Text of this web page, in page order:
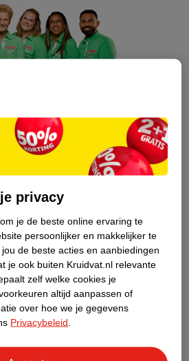
specialist in
je
stel hem aan
en gemakkelijk bezorgen in de
privacy
je de beste online ervaring te
persoonlijker en makkelijker te
de beste acties en aanbiedingen
je ook buiten Kruidvat.nl relevante
zelf welke cookies je
altijd aanpassen of
over hoe we je gegevens
Privacybeleid